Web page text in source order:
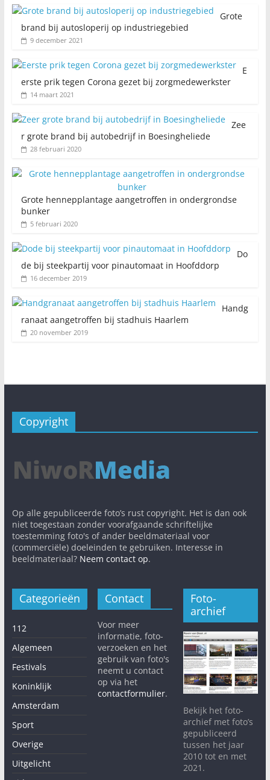
Grote
brand bij autosloperij op industriegebied
9 december 2021
E
erste prik tegen Corona gezet bij zorgmedewerkster
14 maart 2021
Zee
r grote brand bij autobedrijf in Boesingheliede
28 februari 2020
Grote hennepplantage aangetroffen in ondergrondse
bunker
5 februari 2020
Do
de bij steekpartij voor pinautomaat in Hoofddorp
16 december 2019
Handg
ranaat aangetroffen bij stadhuis Haarlem
20 november 2019
Copyright
Op alle gepubliceerde foto’s rust copyright. Het is dan ook
niet toegestaan zonder voorafgaande schriftelijke
toestemming foto's of ander beeldmateriaal voor
(commerciële) doeleinden te gebruiken. Interesse in
beeldmateriaal? Neem contact op.
Categorieën
112
Algemeen
Festivals
Koninklijk
Amsterdam
Sport
Overige
Uitgelicht
Contact
Voor meer
informatie, foto-
verzoeken en het
gebruik van foto's
neemt u contact
op via het
contactformulier.
Foto-
archief
Bekijk het foto-
archief met foto’s
gepubliceerd
tussen het jaar
2010 tot en met
2021.